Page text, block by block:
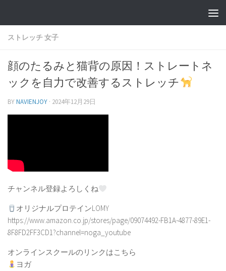
ストレッチ 女子
顔のたるみと猫背の原因！ストレートネ
ックを自力で改善するストレッチ
BYNAVIENJOY · 2024年12月29日
チャンネル登録よろしくね
オリジナルプロテインLOMY
https://www.amazon.co.jp/stores/page/09074492-FB1A-4877-89E1-
8F8FD2FF3CD1?channel=noga_youtube
オンラインスクールのリンクはこちら
ヨガ